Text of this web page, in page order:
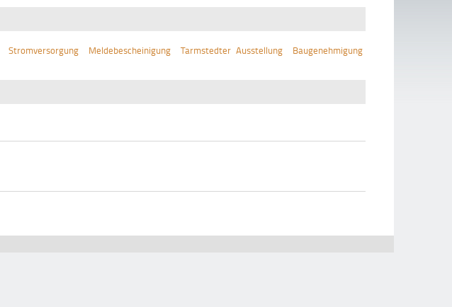
Stromversorgung Meldebescheinigung Tarmstedter Ausstellung
Baugenehmigung